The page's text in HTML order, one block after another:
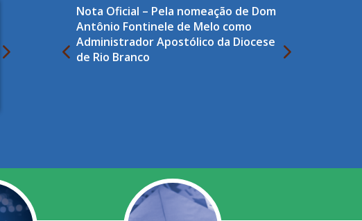
Nota Oficial – Pela nomeação de Dom
Antônio Fontinele de Melo como
Administrador Apostólico da Diocese
de Rio Branco